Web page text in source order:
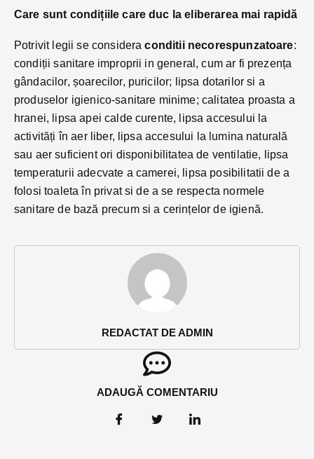
REDACTAT DE ADMIN
ADAUGĂ COMENTARIU
Care sunt condițiile care duc la eliberarea mai rapidă
Potrivit legii se consideraconditii necorespunzatoare:
condiții sanitare improprii in general, cum ar fi prezența
gândacilor, șoarecilor, puricilor; lipsa dotarilor si a
produselor igienico-sanitare minime; calitatea proasta a
hranei, lipsa apei calde curente, lipsa accesului la
activități în aer liber, lipsa accesului la lumina naturală
sau aer suficient ori disponibilitatea de ventilatie, lipsa
temperaturii adecvate a camerei, lipsa posibilitatii de a
folosi toaleta în privat si de a se respecta normele
sanitare de bază precum si a cerințelor de igienă.